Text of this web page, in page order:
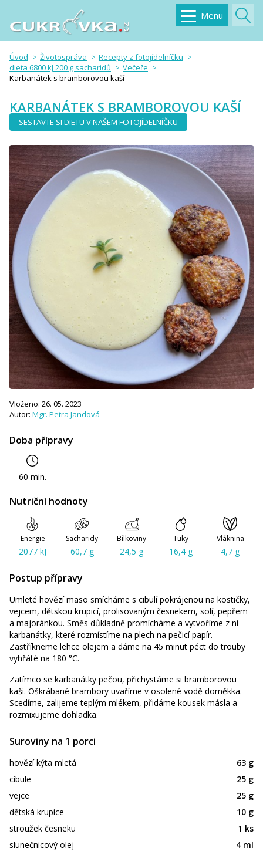
Menu
Úvod Životospráva
Recepty z fotojídelníčku
dieta 6800 kJ 200 g sacharidů
Večeře
Karbanátek s bramborovou kaší
KARBANÁTEK S BRAMBOROVOU KAŠÍ
SESTAVTE SI DIETU V NAŠEM FOTOJÍDELNÍČKU
Doba přípravy
60 min.
Vloženo: 26. 05. 2023
Autor: Mgr. Petra Jandová
Nutriční hodnoty
Energie
2077 kJ
Sacharidy
60,7 g
Bílkoviny
24,5 g
Tuky
16,4 g
Vláknina
4,7 g
Postup přípravy
Umleté hovězí maso smícháme s cibulí pokrájenou na kostičky,
vejcem, dětskou krupicí, prolisovaným česnekem, solí, pepřem
a majoránkou. Směs důkladně promícháme a vytvoříme z ní
karbanátky, které rozmístíme na plech na pečicí papír.
Zastříkneme lehce olejem a dáme na 45 minut péct do trouby
vyhřáté na 180 °C.
Zatímco se karbanátky pečou, přichystáme si bramborovou
kaši. Oškrábané brambory uvaříme v osolené vodě doměkka.
Scedíme, zalijeme teplým mlékem, přidáme kousek másla a
rozmixujeme dohladka.
Suroviny na 1 porci
hovězí kýta mletá
63 g
cibule
25 g
vejce
25 g
dětská krupice
10 g
stroužek česneku
1 ks
slunečnicový olej
4 ml